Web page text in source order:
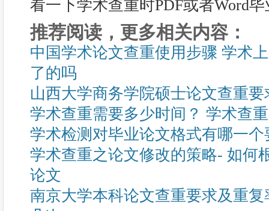
看一下学术查重时PDF或者Word
推荐阅读，更多相关内容：
中国学术论文查重使用步骤 学术
了的吗
山西大学商务学院硕士论文查重
学术查重需要多少时间？ 学术查
学术检测对毕业论文格式有哪一个
学术查重之论文修改的策略- 如何
论文
南京大学本科论文查重要求及重